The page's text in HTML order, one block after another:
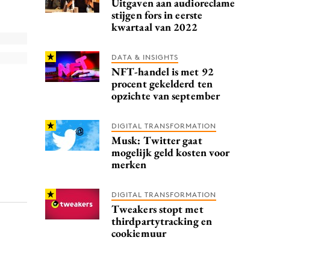
stijgen fors in eerste
kwartaal van 2022
DATA & INSIGHTS
NFT-handel is met 92
procent gekelderd ten
opzichte van september
DIGITAL TRANSFORMATION
Musk: Twitter gaat
mogelijk geld kosten voor
merken
DIGITAL TRANSFORMATION
Tweakers stopt met
thirdpartytracking en
cookiemuur